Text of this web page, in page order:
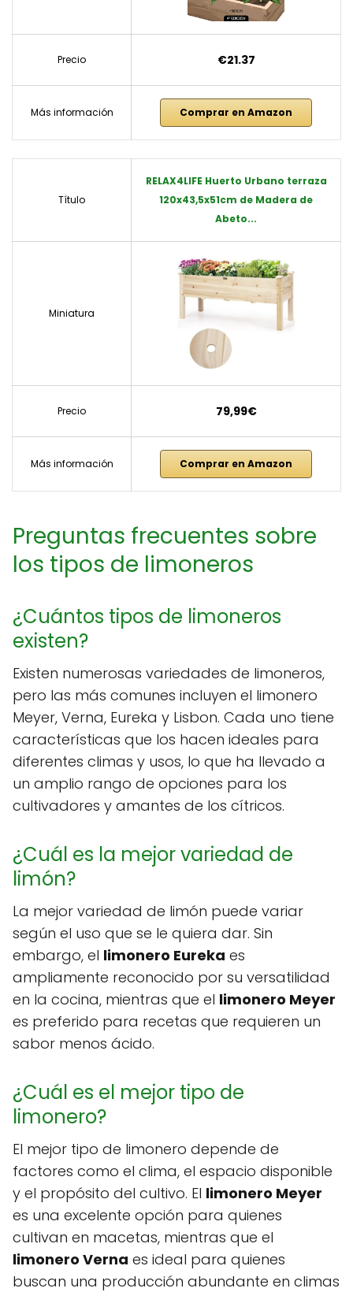
Precio €21.37
Más información Comprar en Amazon
Título
RELAX4LIFE Huerto Urbano terraza
120x43,5x51cm de Madera de
Abeto...
Miniatura
Precio 79,99€
Más información Comprar en Amazon
Preguntas frecuentes sobre
los tipos de limoneros
¿Cuántos tipos de limoneros
existen?
Existen numerosas variedades de limoneros,
pero las más comunes incluyen el limonero
Meyer, Verna, Eureka y Lisbon. Cada uno tiene
características que los hacen ideales para
diferentes climas y usos, lo que ha llevado a
un amplio rango de opciones para los
cultivadores y amantes de los cítricos.
¿Cuál es la mejor variedad de
limón?
La mejor variedad de limón puede variar
según el uso que se le quiera dar. Sin
embargo, el limonero Eureka es
ampliamente reconocido por su versatilidad
en la cocina, mientras que el limonero Meyer
es preferido para recetas que requieren un
sabor menos ácido.
¿Cuál es el mejor tipo de
limonero?
El mejor tipo de limonero depende de
factores como el clima, el espacio disponible
y el propósito del cultivo. El limonero Meyer
es una excelente opción para quienes
cultivan en macetas, mientras que el
limonero Verna es ideal para quienes
buscan una producción abundante en climas